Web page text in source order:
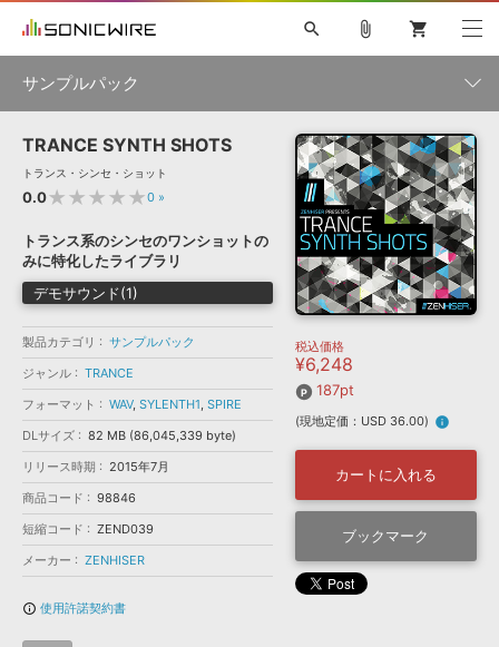
ソフト音源 »
プラグイン・エフェクト »
サンプルパック »
ソフトウェア／ツール »
DAW »
効果音 »
BGM »
キャンペーン »
特集 »
ニュースレター »
SONICWIREブログ »
製品サポート情報 »
DTMガイド »
FAQ »
お問い合わせ »
音楽カード
楽曲配信流通 サービス
無償のサウンド管理ソフト
search
初音ミク NT 鏡音リン・レン V4X 巡音ルカ V4X
MEIKO V3
KAITO V3
VOCALOID TOONTRACK
SPITFIRE AUDIO
VIENNA
EZ DRUMMER 3
ライセンスフリーBGM
サンプルパックを試そう
ボーカル抜き出し
DUBSTEP
ELECTRONICA
EDM MUTANT
ROUTER.FM
ソフト音源 プラグイン・エフェクト
ソフトウェア／ツール DAW 効果音
attach_file shopping_cart
サンプルパック
製品一覧
ジャンル
フォーマット
ランキング
TRANCE SYNTH SHOTS
トランス・シンセ・ショット
0.0★★★★★0 »
トランス系のシンセのワンショットの
みに特化したライブラリ
デモサウンド(1)
製品カテゴリ
サンプルパック
ジャンル
TRANCE
フォーマット
WAV, SYLENTH1, SPIRE
DLサイズ
82 MB (86,045,339 byte)
リリース時期
2015年7月
商品コード
98846
短縮コード
ZEND039
メーカー
ZENHISER
info_outline 使用許諾契約書
税込価格
¥6,248
187pt
(現地定価：USD 36.00) info
カートに入れる
ブックマーク